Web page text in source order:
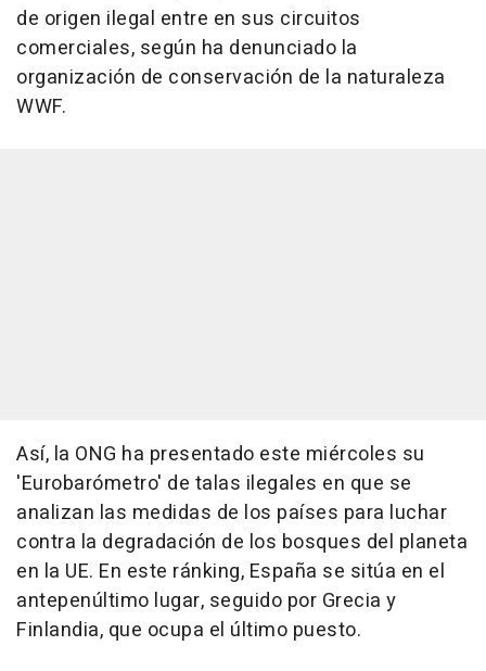
de origen ilegal entre en sus circuitos
comerciales, según ha denunciado la
organización de conservación de la naturaleza
WWF.
Así, la ONG ha presentado este miércoles su
'Eurobarómetro' de talas ilegales en que se
analizan las medidas de los países para luchar
contra la degradación de los bosques del planeta
en la UE. En este ránking, España se sitúa en el
antepenúltimo lugar, seguido por Grecia y
Finlandia, que ocupa el último puesto.